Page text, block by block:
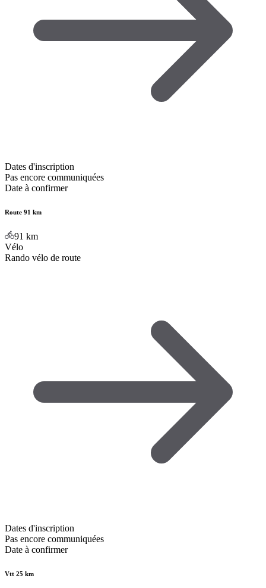
Dates d'inscription
Pas encore communiquées
Date à confirmer
Route 91 km
91 km
Vélo
Rando vélo de route
Dates d'inscription
Pas encore communiquées
Date à confirmer
Vtt 25 km